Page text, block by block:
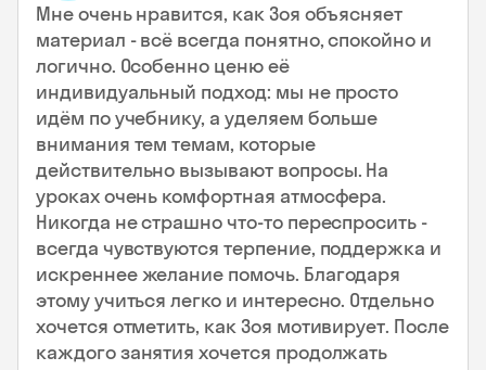
Мне очень нравится, как Зоя объясняет
материал - всё всегда понятно, спокойно и
логично. Особенно ценю её
индивидуальный подход: мы не просто
идём по учебнику, а уделяем больше
внимания тем темам, которые
действительно вызывают вопросы. На
уроках очень комфортная атмосфера.
Никогда не страшно что-то переспросить -
всегда чувствуются терпение, поддержка и
искреннее желание помочь. Благодаря
этому учиться легко и интересно. Отдельно
хочется отметить, как Зоя мотивирует. После
каждого занятия хочется продолжать